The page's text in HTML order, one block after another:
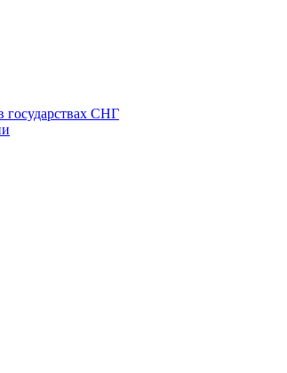
государствах СНГ